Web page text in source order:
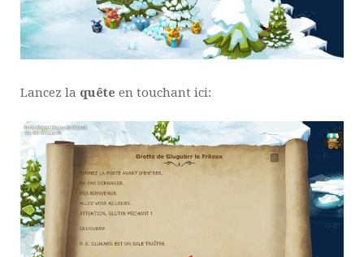
Lancez la quête en touchant ici: